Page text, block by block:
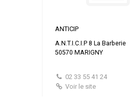
ANTICIP
A.N.T.I.C.I.P 8 La Barberie
50570 MARIGNY
02 33 55 41 24
Voir le site